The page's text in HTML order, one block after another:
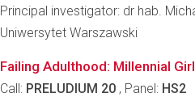
Principal investigator: dr hab.
Uniwersytet Warszawski
Failing Adulthood: Millennial
Call: PRELUDIUM 20 , Panel: HS2